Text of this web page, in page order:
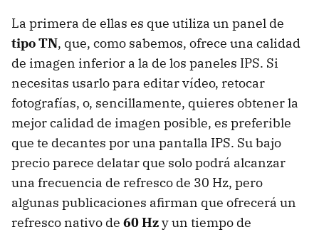
La primera de ellas es que utiliza un panel de
tipo TN, que, como sabemos, ofrece una calidad
de imagen inferior a la de los paneles IPS. Si
necesitas usarlo para editar vídeo, retocar
fotografías, o, sencillamente, quieres obtener la
mejor calidad de imagen posible, es preferible
que te decantes por una pantalla IPS. Su bajo
precio parece delatar que solo podrá alcanzar
una frecuencia de refresco de 30 Hz, pero
algunas publicaciones afirman que ofrecerá un
refresco nativo de 60 Hzy un tiempo de